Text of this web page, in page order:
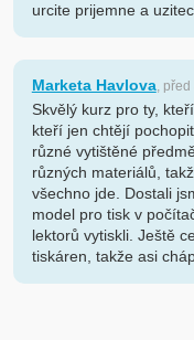
urcite prijemne a
Marketa Havlova, před
Skvělý kurz pro ty,
kteří jen chtějí
různé vytištěné
různých materiálů,
všechno jde. Dostali
model pro tisk v
lektorů vytiskli. Ještě
tiskáren, takže asi